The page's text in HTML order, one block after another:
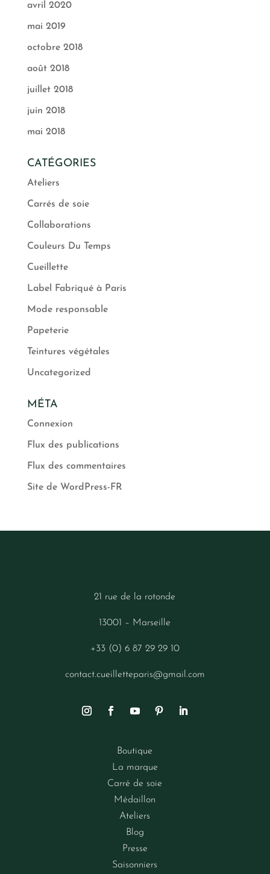
avril 2020
mai 2019
octobre 2018
août 2018
juillet 2018
juin 2018
mai 2018
CATÉGORIES
Ateliers
Carrés de soie
Collaborations
Couleurs Du Temps
Cueillette
Label Fabriqué à Paris
Mode responsable
Papeterie
Teintures végétales
Uncategorized
MÉTA
Connexion
Flux des publications
Flux des commentaires
Site de WordPress-FR
21 rue de la rotonde
13001 – Marseille
+33 (0) 6 87 29 29 10
contact.cueilletteparis@gmail.com
Boutique
La marque
Carré de soie
Médaillon
Ateliers
Blog
Presse
Saisonniers